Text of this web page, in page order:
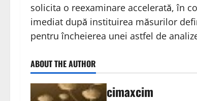
solicita o reexaminare accelerată, în
imediat după instituirea măsurilor
pentru încheierea unei astfel de
ABOUT THE AUTHOR
cimaxcim